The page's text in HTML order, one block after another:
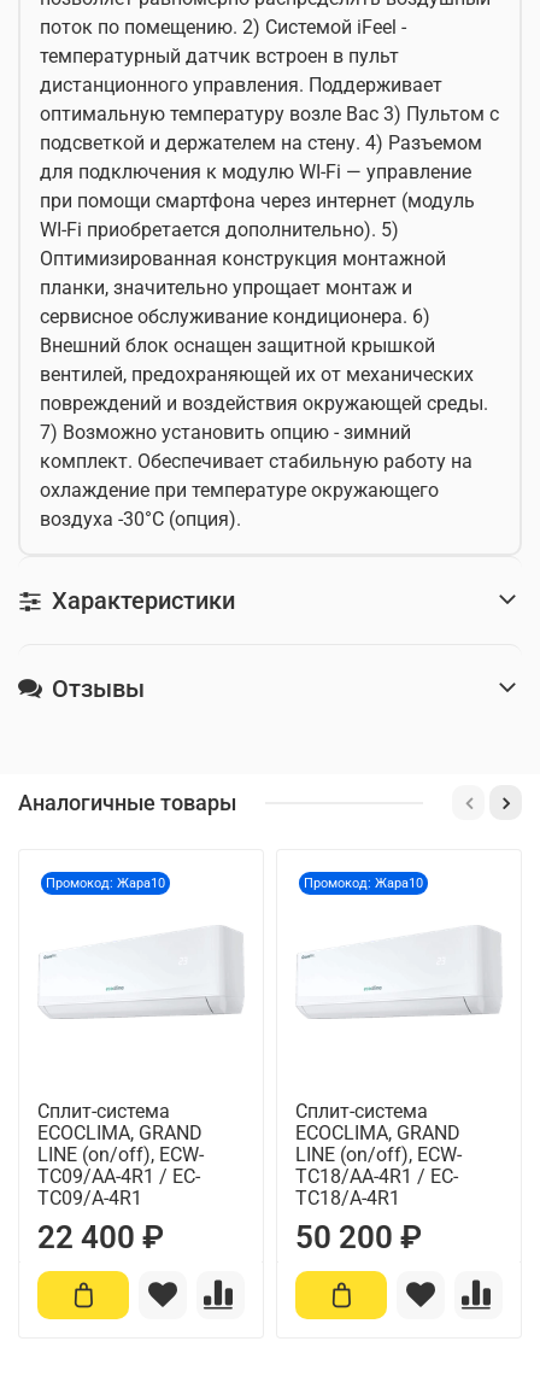
поток по помещению. 2) Системой iFeel -
температурный датчик встроен в пульт
дистанционного управления. Поддерживает
оптимальную температуру возле Вас 3) Пультом с
подсветкой и держателем на стену. 4) Разъемом
для подключения к модулю WI-Fi — управление
при помощи смартфона через интернет (модуль
WI-Fi приобретается дополнительно). 5)
Оптимизированная конструкция монтажной
планки, значительно упрощает монтаж и
сервисное обслуживание кондиционера. 6)
Внешний блок оснащен защитной крышкой
вентилей, предохраняющей их от механических
повреждений и воздействия окружающей среды.
7) Возможно установить опцию - зимний
комплект. Обеспечивает стабильную работу на
охлаждение при температуре окружающего
воздуха -30°С (опция).
Характеристики
Отзывы
Аналогичные товары
Промокод: Жара10
Сплит-система
ECOCLIMA, GRAND
LINE (on/off), ECW-
TC09/AA-4R1 / EC-
TC09/A-4R1
22 400 ₽
Промокод: Жара10
Сплит-система
ECOCLIMA, GRAND
LINE (on/off), ECW-
TC18/AA-4R1 / EC-
TC18/A-4R1
50 200 ₽